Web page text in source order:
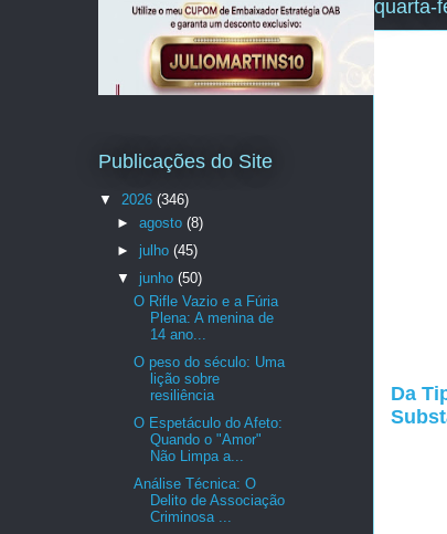
quarta-
Da
Publicações do Site
▼ 2026 (346)
► agosto (8)
► julho (45)
▼ junho (50)
​O Rifle Vazio e a Fúria
Plena: A menina de
14 ano...
O peso do século: Uma
lição sobre
resiliência
O Espetáculo do Afeto:
Quando o "Amor"
Não Limpa a...
Análise Técnica: O
Delito de Associação
Criminosa ...